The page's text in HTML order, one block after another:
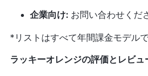
企業向け: お問い合わせくだ
*リストはすべて年間課金モデルで
ラッキーオレンジの評価とレビュ